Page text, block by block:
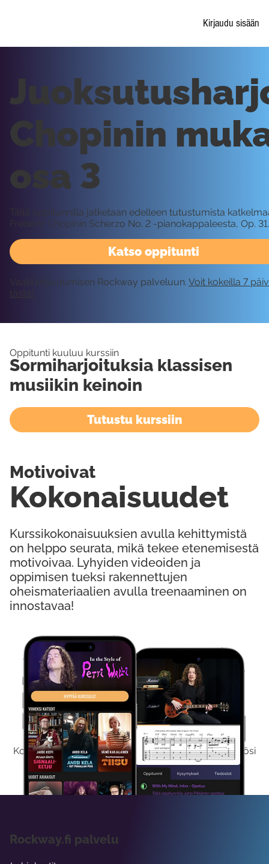
Kirjaudu sisään
Kokeile Ilmaiseksi
Kokeilemalla ilmaiseksi saat koko sisältömme käyttöösi
viikon ajaksi.
Katso oppitunti
Chopinin
osa 3
Tällä oppitunnilla jatketaan edelleen tutustumista
Frédéric Chopinin Scherzo No. 2 -pianokappaleesta, Op. 31.
Vaatii kirjautumisen Rockway palveluun. Voit kokeilla 7
tästä!
Oppitunti kuuluu kurssiin
Sormiharjoituksia klassisen
musiikin keinoin
Tutustu kurssiin
Kurssikokonaisuuksien avulla kehittymistä
on helppo seurata, mikä tekee etenemisestä
motivoivaa. Lyhyiden videoiden ja
oppimisen tueksi rakennettujen
oheismateriaalien avulla treenaaminen on
innostavaa!
Kokonaisuudet
Motivoivat
Rockway.fi palvelu